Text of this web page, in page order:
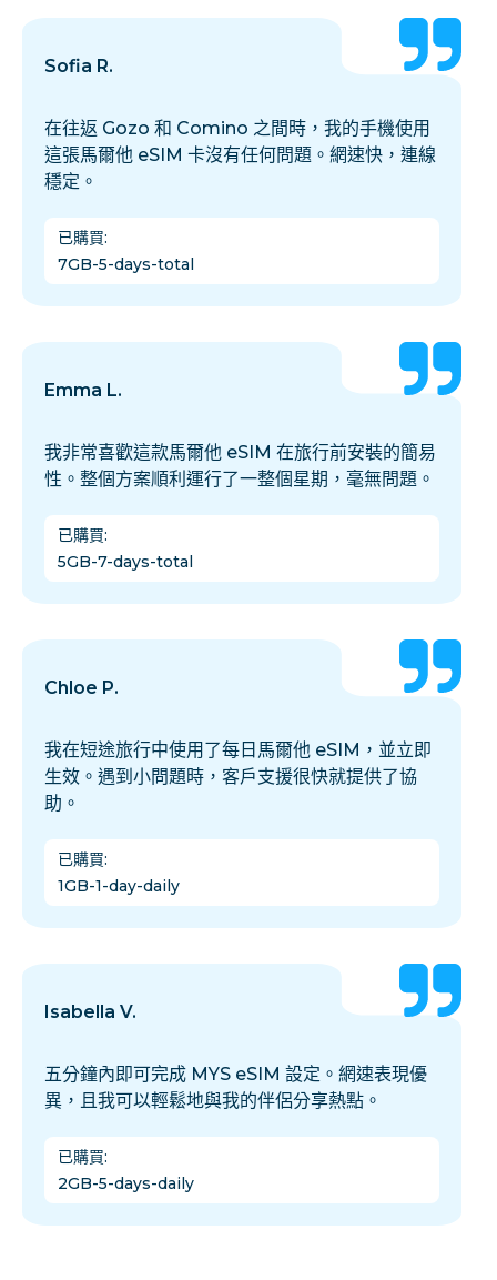
Sofia R.
在往返 Gozo 和 Comino 之間時，我的手機使用
這張馬爾他 eSIM 卡沒有任何問題。網速快，連線
穩定。
已購買:
7GB-5-days-total
Emma L.
我非常喜歡這款馬爾他 eSIM 在旅行前安裝的簡易
性。整個方案順利運行了一整個星期，毫無問題。
已購買:
5GB-7-days-total
Chloe P.
我在短途旅行中使用了每日馬爾他 eSIM，並立即
生效。遇到小問題時，客戶支援很快就提供了協
助。
已購買:
1GB-1-day-daily
Isabella V.
五分鐘內即可完成 MYS eSIM 設定。網速表現優
異，且我可以輕鬆地與我的伴侶分享熱點。
已購買:
2GB-5-days-daily